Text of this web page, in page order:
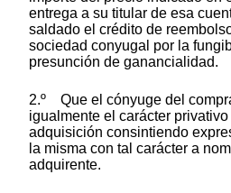
entrega a su titular de esa
saldado el crédito de
sociedad conyugal por la
presunción de ganancialidad.
2.º Que el cónyuge del
igualmente el carácter
adquisición consintiendo
la misma con tal carácter a
adquirente.